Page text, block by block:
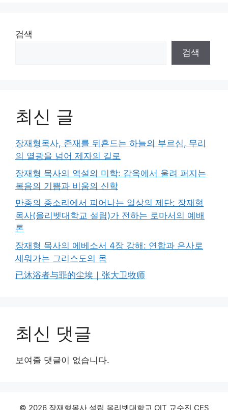
검색
검색
최신 글
장재형목사, 존재를 뒤흔드는 하늘의 부르심, 무리
의 열광을 넘어 제자의 길로
장재형 목사의 역설의 미학: 감옥에서 울려 퍼지는
복음의 기쁨과 비움의 신학
만종의 종소리에서 피어나는 일상의 제단: 장재형
목사(올리벳대학교 설립)가 전하는 로마서의 예배
론
장재형 목사의 에베소서 4장 강해: 연합과 은사로
세워가는 그리스도의 몸
已沐浴者与罪的尘埃｜张大卫牧师
최신 댓글
보여줄 댓글이 없습니다.
© 2026 장재형목사 설립 올리벳대학교 OIT 교수진 CES